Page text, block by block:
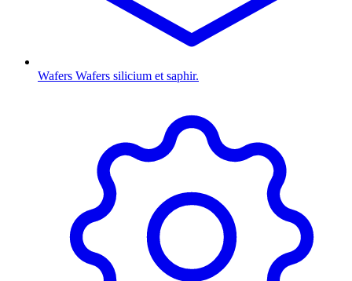
Wafers Wafers silicium et saphir.